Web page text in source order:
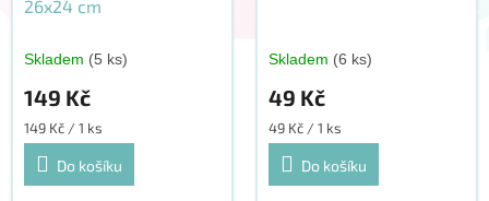
26x24 cm
Skladem (5 ks)
149 Kč
Měrná
cena:
149 Kč / 1 ks
Do košíku
Skladem (6 ks)
49 Kč
Měrná
cena:
49 Kč / 1 ks
Do košíku